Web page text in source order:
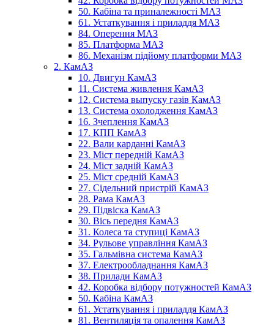
50. Кабіна та приналежності МАЗ
61. Устаткування і приладдя МАЗ
84. Оперення МАЗ
85. Платформа МАЗ
86. Механізм підйому платформи МАЗ
2. КамАЗ
10. Двигун КамАЗ
11. Система живлення КамАЗ
12. Система выпуску газів КамАЗ
13. Система охолодження КамАЗ
16. Зчеплення КамАЗ
17. КПП КамАЗ
22. Вали карданні КамАЗ
23. Міст передній КамАЗ
24. Міст задній КамАЗ
25. Міст средній КамАЗ
27. Сідельний пристрій КамАЗ
28. Рама КамАЗ
29. Підвіска КамАЗ
30. Вісь передня КамАЗ
31. Колеса та ступиці КамАЗ
34. Рульове управління КамАЗ
35. Гальмівна система КамАЗ
37. Електрообладнання КамАЗ
38. Прилади КамАЗ
42. Коробка відбору потужностей КамАЗ
50. Кабіна КамАЗ
61. Устаткування і приладдя КамАЗ
81. Вентиляція та опалення КамАЗ